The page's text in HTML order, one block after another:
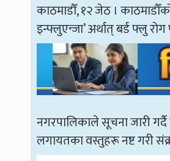
काठमाडौँ, १२ जेठ ।
इन्फ्लुएन्जा’ अर्थात् बर्ड फ्लु
नगरपालिकाले सूचना जारी गर्दै
लगायतका वस्तुहरू नष्ट गरी